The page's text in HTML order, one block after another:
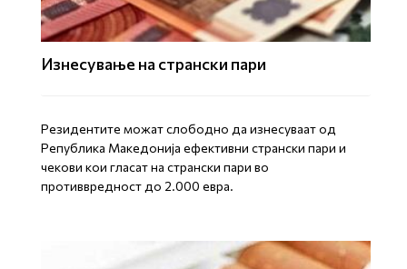
Изнесување на странски пари
Резидентите можат слободно да изнесуваат од
Република Македонија ефективни странски пари и
чекови кои гласат на странски пари во
противвредност до 2.000 евра.